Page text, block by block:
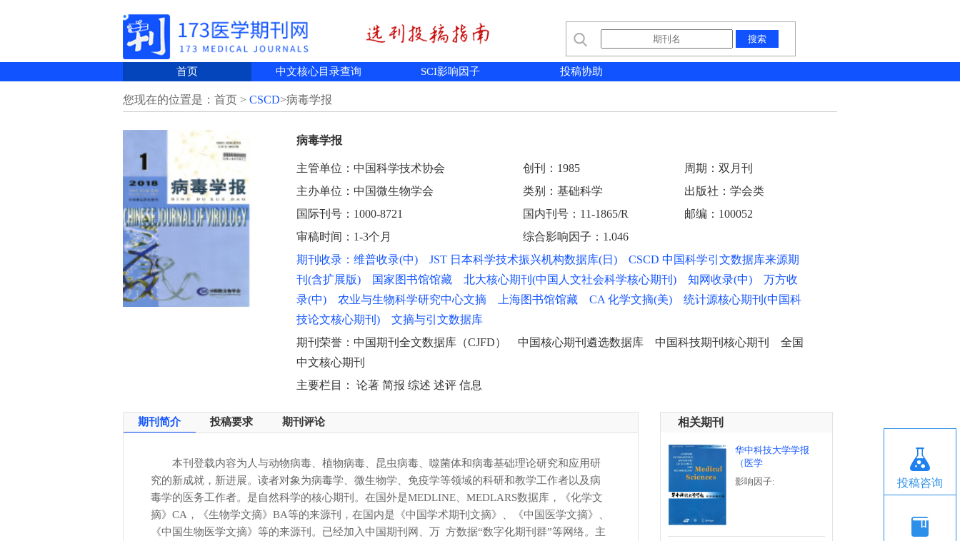
首页 中文核心目录查询 SCI影响因子 投稿协助
您现在的位置是：首页 > CSCD>病毒学报
病毒学报
主管单位：中国科学技术协会 创刊：1985
周期：双月刊
主办单位：中国微生物学会
类别：基础科学
出版社：学会类
国际刊号：1000-8721
国内刊号：11-1865/R
邮编：100052
审稿时间：1-3个月
综合影响因子：1.046
期刊收录：维普收录(中) JST 日本科学技术振兴机构数据库(日) CSCD 中国科学引文数据库来源期
刊(含扩展版) 国家图书馆馆藏 北大核心期刊(中国人文社会科学核心期刊) 知网收录(中) 万方收
录(中) 农业与生物科学研究中心文摘 上海图书馆馆藏 CA 化学文摘(美) 统计源核心期刊(中国科
技论文核心期刊) 文摘与引文数据库
期刊荣誉：中国期刊全文数据库（CJFD） 中国核心期刊遴选数据库 中国科技期刊核心期刊 全国
中文核心期刊
主要栏目： 论著 简报 综述 述评 信息
期刊简介 投稿要求 期刊评论
本刊登载内容为人与动物病毒、植物病毒、昆虫病毒、噬菌体和病毒基础理论研究和应用研
究的新成就，新进展。读者对象为病毒学、微生物学、免疫学等领域的科研和教学工作者以及病
毒学的医务工作者。是自然科学的核心期刊。在国外是MEDLINE、MEDLARS数据库，《化学文
摘》CA，《生物学文摘》BA等的来源刊，在国内是《中国学术期刊文摘》、《中国医学文摘》、
《中国生物医学文摘》等的来源刊。已经加入中国期刊网、万 方数据“数字化期刊群”等网络。主
相关期刊
华中科技大学学报
（医学
影响因子:
投稿咨询